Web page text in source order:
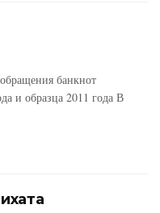
банкнот
и образца 2011 года В